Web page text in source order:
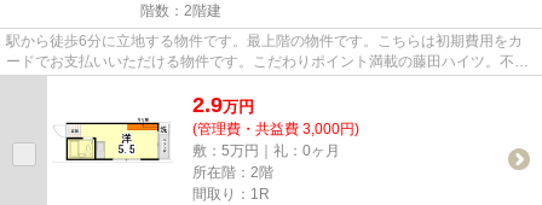
階数：2階建
駅から徒歩6分に立地する物件です。最上階の物件です。こちらは初期費用をカ
ードでお支払いいただける物件です。こだわりポイント満載の藤田ハイツ。不動
2.9万円
(管理費・共益費 3,000円)
敷：5万円｜礼：0ヶ月
所在階：2階
間取り：1R